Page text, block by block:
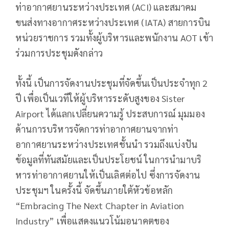
ท่าอากาศยานระหว่างประเทศ (ACI) และสมาคม
ขนส่งทางอากาศระหว่างประเทศ (IATA) สายการบิน
หน่วยราชการ รวมทั้งผู้บริหารและพนักงาน AOT เข้า
ร่วมการประชุมดังกล่าว
ทั้งนี้ เป็นการจัดงานประชุมที่จัดขึ้นเป็นประจำทุก 2
ปี เพื่อเป็นเวทีให้ผู้บริหารระดับสูงของ Sister
Airport ได้แลกเปลี่ยนความรู้ ประสบการณ์ มุมมอง
ด้านการบริหารจัดการท่าอากาศยานจากท่า
อากาศยานระหว่างประเทศชั้นนำ รวมถึงแบ่งปัน
ข้อมูลที่ทันสมัยและเป็นประโยชน์ ในการนำมาบริ
หารท่าอากาศยานให้เป็นเลิศต่อไป ซึ่งการจัดงาน
ประชุมฯ ในครั้งนี้ จัดขึ้นภายใต้หัวข้อหลัก
“Embracing The Next Chapter in Aviation
Industry” เพื่อแสดงแนวโน้มอนาคตของ